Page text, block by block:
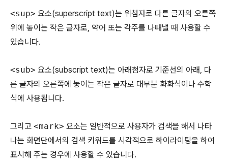
<sup> 요소(superscript text)는 위첨자로 다른 글자의 오른쪽
위에 놓이는 작은 글자로, 약어 또는 각주를 나태낼 때 사용할 수
있습니다.
<sub> 요소(subscript text)는 아래첨자로 기준선의 아래, 다
른 글자의 오른쪽에 놓이는 작은 글자로 대부분 화화식이나 수학
식에 사용됩니다.
그리고 <mark> 요소는 일반적으로 사용자가 검색을 해서 나타
나는 화면단에서의 검색 키워드를 시각적으로 하이라이팅을 하여
표시해 주는 경우에 사용할 수 있습니다.